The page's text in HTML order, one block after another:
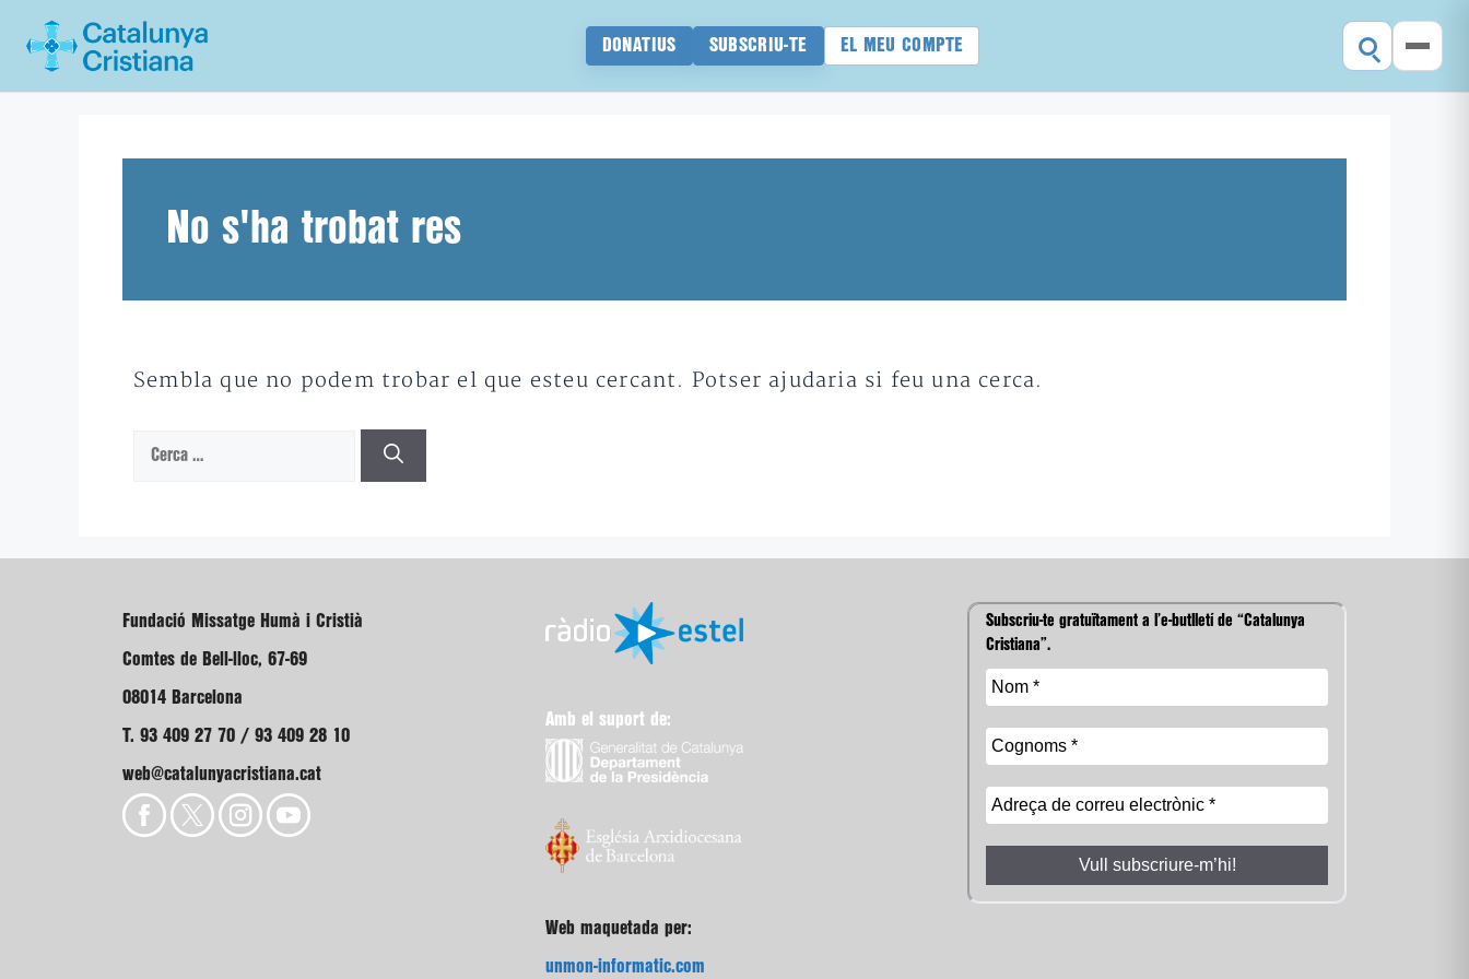
DONATIUS SUBSCRIU-TE EL MEU COMPTE
No s'ha trobat res
Sembla que no podem trobar el que esteu cercant. Potser ajudaria si feu una cerca.
Cerca:
Fundació Missatge Humà i Cristià
Comtes de Bell-lloc, 67-69
08014 Barcelona
T. 93 409 27 70 / 93 409 28 10
web@catalunyacristiana.cat
Amb el suport de:
Web maquetada per:
unmon-informatic.com
Subscriu-te gratuïtament a l’e-butlletí de “Catalunya
Cristiana”.